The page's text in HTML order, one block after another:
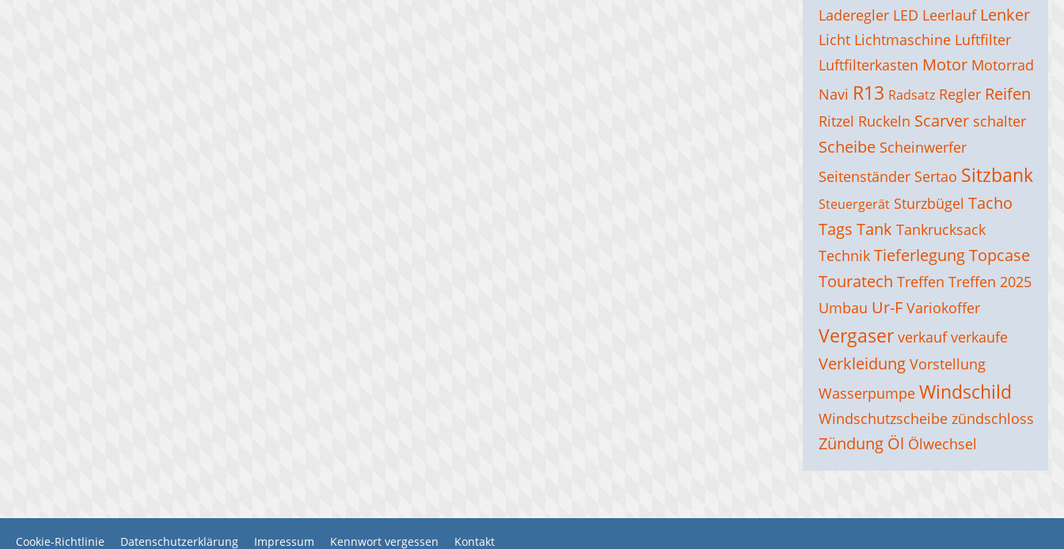
Laderegler LED Leerlauf Lenker
Licht Lichtmaschine Luftfilter
Luftfilterkasten Motor Motorrad
Navi R13 Radsatz Regler Reifen
Ritzel Ruckeln Scarver schalter
Scheibe Scheinwerfer
Seitenständer Sertao Sitzbank
Steuergerät Sturzbügel Tacho
Tags Tank Tankrucksack
Technik TieferlegungTopcase
Touratech Treffen Treffen 2025
Umbau Ur-F Variokoffer
Vergaser verkauf verkaufe
Verkleidung Vorstellung
Wasserpumpe Windschild
Windschutzscheibe zündschloss
Zündung Öl Ölwechsel
Cookie-Richtlinie Datenschutzerklärung Impressum Kennwort vergessen Kontakt